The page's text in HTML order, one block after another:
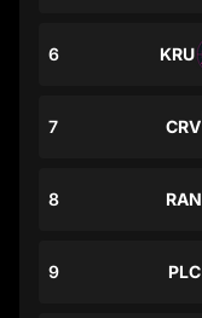
6 KRU
7 CRV
8 RAN
9 PLC